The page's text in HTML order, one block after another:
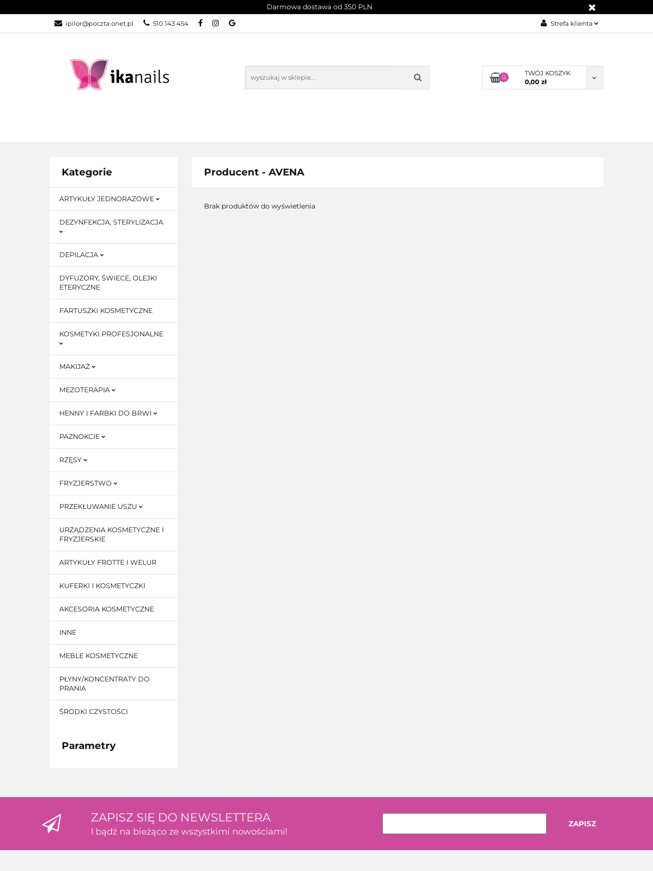
Darmowa dostawa od 350 PLN
ipilor@poczta.onet.pl 510 143 454 Strefa klienta
Dodaj zgłoszenie
Zgody cookies
0
TWÓJ KOSZYK
0,00 zł
KATEGORIE PROMOCJE NOWOŚCI BESTSELLERY BLOG KONTAKT
Kategorie
ARTYKUŁY JEDNORAZOWE
DEZYNFEKCJA, STERYLIZACJA
DEPILACJA
DYFUZORY, ŚWIECE, OLEJKI
ETERYCZNE
FARTUSZKI KOSMETYCZNE
KOSMETYKI PROFESJONALNE
MAKIJAŻ
MEZOTERAPIA
HENNY I FARBKI DO BRWI
PAZNOKCIE
RZĘSY
FRYZJERSTWO
PRZEKŁUWANIE USZU
URZĄDZENIA KOSMETYCZNE I
FRYZJERSKIE
ARTYKUŁY FROTTE I WELUR
KUFERKI I KOSMETYCZKI
AKCESORIA KOSMETYCZNE
INNE
MEBLE KOSMETYCZNE
PŁYNY/KONCENTRATY DO
PRANIA
ŚRODKI CZYSTOŚCI
Parametry
Producent - AVENA
Brak produktów do wyświetlenia
ZAPISZ SIĘ DO NEWSLETTERA
I bądź na bieżąco ze wszystkimi nowościami!